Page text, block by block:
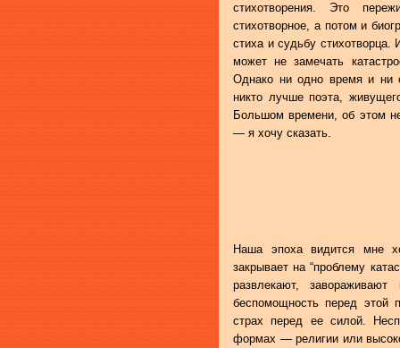
стихотворения. Это
стихотворное, а потом и
стиха и судьбу
может не замечать
Однако ни одно время и ни
никто лучше поэта,
Большом времени, об этом
— я хочу сказать.
Наша эпоха видится мне
закрывает на “проблему
развлекают,
беспомощность перед этой
страх перед ее силой.
формах — религии или